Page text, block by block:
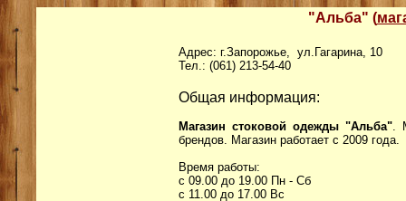
"Альба" (
Адрес: г.Запорожье, ул.Гагарина, 10
Тел.: (061) 213-54-40
Общая информация:
Магазин стоковой одежды "Альба".
брендов. Магазин работает с 2009 года.
Время работы:
с 09.00 до 19.00 Пн - Сб
с 11.00 до 17.00 Вс